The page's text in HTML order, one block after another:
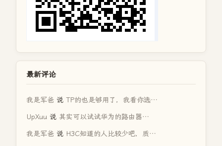
最新评论
我是军爸 说 TP的也是够用了，我看你选…
UpXuu 说 其实可以试试华为的路由器…
我是军爸 说 H3C知道的人比较少吧，质…